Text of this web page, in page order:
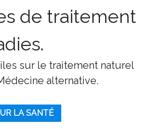
de traitement
sur le traitement naturel
alternative.
LA SANTÉ